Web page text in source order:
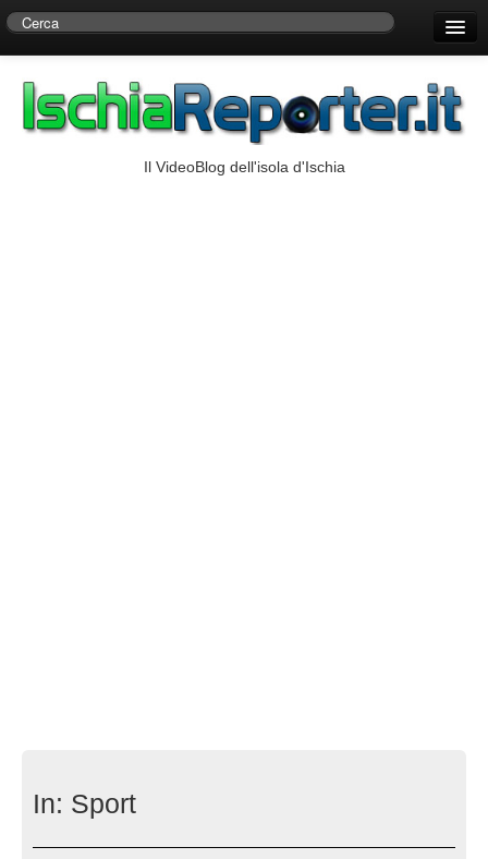
Centro di Ricerche Storiche D’Ambra
Il VideoBlog dell'isola d'Ischia
In: Sport